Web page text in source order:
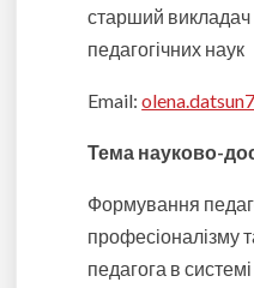
старший
педагогічних наук
Email:
Тема науково-
Формування
професіоналізму
педагога в